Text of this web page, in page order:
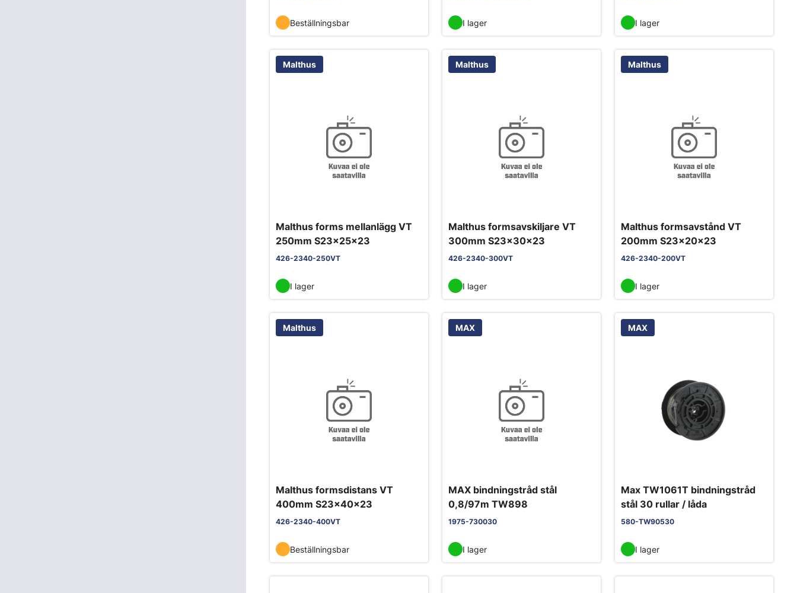
Beställningsbar I lager I lager
Malthus
Malthus forms mellanlägg VT
250mm S23x25x23
426-2340-250VT
I lager
Malthus
Malthus formsavskiljare VT
300mm S23x30x23
426-2340-300VT
I lager
Malthus
Malthus formsavstånd VT
200mm S23x20x23
426-2340-200VT
I lager
Malthus
Malthus formsdistans VT
400mm S23x40x23
426-2340-400VT
Beställningsbar
MAX
MAX bindningstråd stål
0,8/97m TW898
1975-730030
I lager
MAX
Max TW1061T bindningstråd
stål 30 rullar / låda
580-TW90530
I lager